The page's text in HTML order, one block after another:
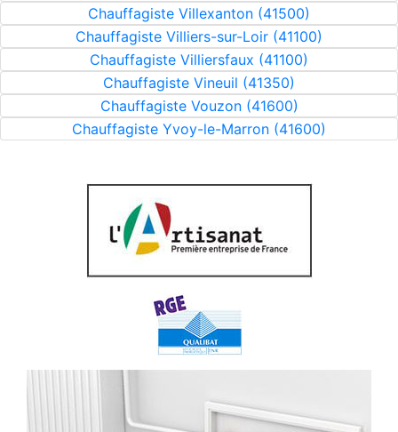
Chauffagiste Villexanton (41500)
Chauffagiste Villiers-sur-Loir (41100)
Chauffagiste Villiersfaux (41100)
Chauffagiste Vineuil (41350)
Chauffagiste Vouzon (41600)
Chauffagiste Yvoy-le-Marron (41600)